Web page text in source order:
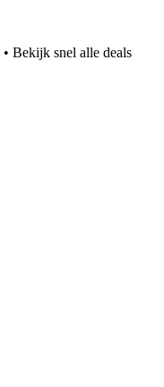
• Bekijk snel alle deals